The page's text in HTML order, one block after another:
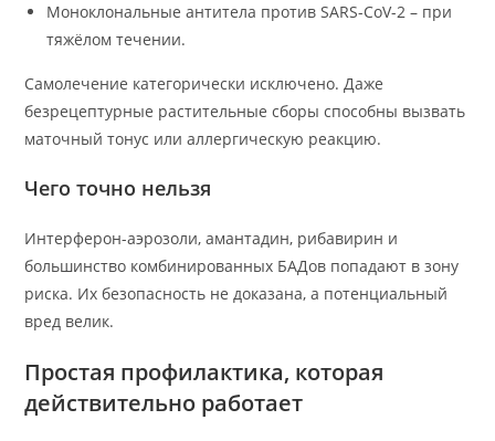
Моноклональные антитела против SARS-CoV-2 – при
тяжёлом течении.
Самолечение категорически исключено. Даже
безрецептурные растительные сборы способны вызвать
маточный тонус или аллергическую реакцию.
Чего точно нельзя
Интерферон-аэрозоли, амантадин, рибавирин и
большинство комбинированных БАДов попадают в зону
риска. Их безопасность не доказана, а потенциальный
вред велик.
Простая профилактика, которая
действительно работает